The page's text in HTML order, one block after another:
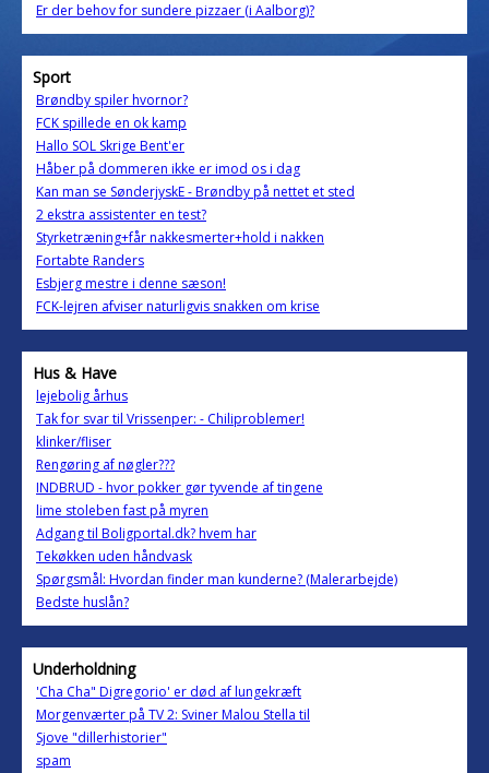
Er der behov for sundere pizzaer (i Aalborg)?
Sport
Brøndby spiler hvornor?
FCK spillede en ok kamp
Hallo SOL Skrige Bent'er
Håber på dommeren ikke er imod os i dag
Kan man se SønderjyskE - Brøndby på nettet et sted
2 ekstra assistenter en test?
Styrketræning+får nakkesmerter+hold i nakken
Fortabte Randers
Esbjerg mestre i denne sæson!
FCK-lejren afviser naturligvis snakken om krise
Hus & Have
lejebolig århus
Tak for svar til Vrissenper: - Chiliproblemer!
klinker/fliser
Rengøring af nøgler???
INDBRUD - hvor pokker gør tyvende af tingene
lime stoleben fast på myren
Adgang til Boligportal.dk? hvem har
Tekøkken uden håndvask
Spørgsmål: Hvordan finder man kunderne? (Malerarbejde)
Bedste huslån?
Underholdning
'Cha Cha" Digregorio' er død af lungekræft
Morgenværter på TV 2: Sviner Malou Stella til
Sjove "dillerhistorier"
spam